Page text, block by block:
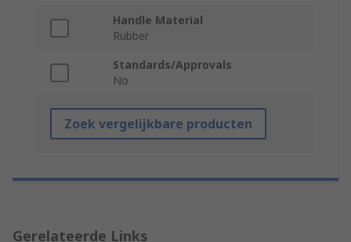
Handle Material
Rubber
Standards/Approvals
No
Zoek vergelijkbare producten
Gerelateerde Links